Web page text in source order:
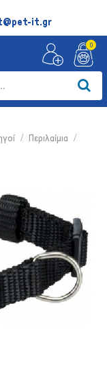
it.gr
0
Περιλαίμια